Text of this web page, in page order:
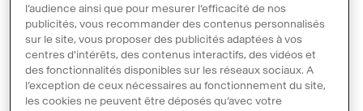
Réinitialiser les filtres
l’audience ainsi que pour mesurer l’efficacité de nos
publicités, vous recommander des contenus personnalisés
sur le site, vous proposer des publicités adaptées à vos
centres d'intérêts, des contenus interactifs, des vidéos et
des fonctionnalités disponibles sur les réseaux sociaux. A
l’exception de ceux nécessaires au fonctionnement du site,
les cookies ne peuvent être déposés qu’avec votre